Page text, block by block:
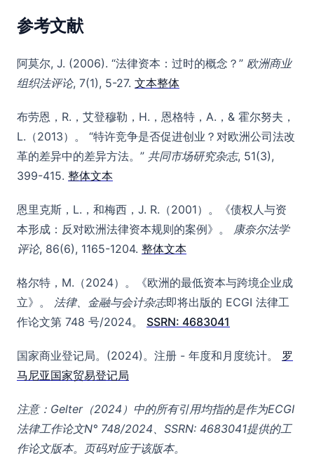
参考文献
阿莫尔, J. (2006). “法律资本：过时的概念？” 欧洲商业
组织法评论, 7(1), 5-27. 文本整体
布劳恩，R.，艾登穆勒，H.，恩格特，A.，& 霍尔努夫，
L.（2013）。 “特许竞争是否促进创业？对欧洲公司法改
革的差异中的差异方法。” 共同市场研究杂志, 51(3),
399-415. 整体文本
恩里克斯，L.，和梅西，J. R.（2001）。《债权人与资
本形成：反对欧洲法律资本规则的案例》。 康奈尔法学
评论, 86(6), 1165-1204. 整体文本
格尔特，M.（2024）。《欧洲的最低资本与跨境企业成
立》。 法律、金融与会计杂志即将出版的 ECGI 法律工
作论文第 748 号/2024。 SSRN: 4683041
国家商业登记局。(2024)。注册 - 年度和月度统计。 罗
马尼亚国家贸易登记局
注意：Gelter（2024）中的所有引用均指的是作为ECGI
法律工作论文N° 748/2024、SSRN: 4683041提供的工
作论文版本。页码对应于该版本。